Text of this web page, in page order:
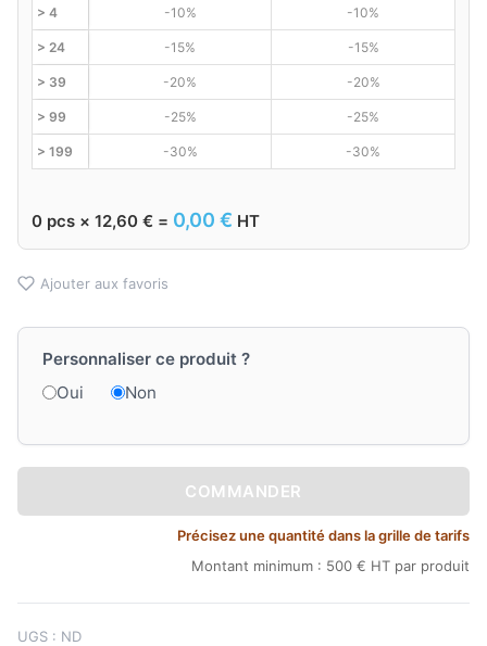
> 4 -10% -10%
> 24 -15% -15%
> 39 -20% -20%
> 99 -25% -25%
> 199 -30% -30%
0 pcs × 12,60 € = 0,00 € HT
Ajouter aux favoris
Personnaliser ce produit ?
Oui
Non
COMMANDER
Précisez une quantité dans la grille de tarifs
Montant minimum : 500 € HT par produit
UGS : ND